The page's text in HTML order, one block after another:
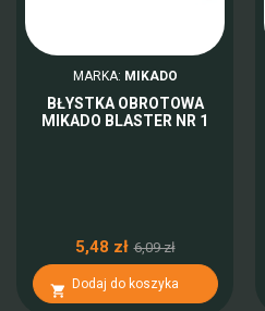
MARKA: MIKADO
BŁYSTKA OBROTOWA
MIKADO BLASTER NR 1
5,48 zł 6,09 zł
 Dodaj do koszyka